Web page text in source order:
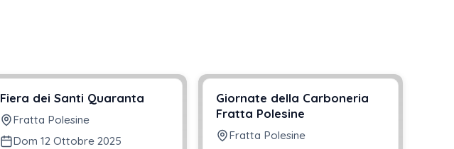
Fiera dei Santi Quaranta
Fratta Polesine
Dom 12 Ottobre 2025
Giornate della Carboneria
Fratta Polesine
Fratta Polesine